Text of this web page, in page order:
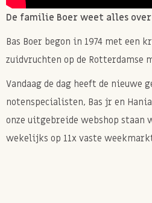
De familie Boer weet alles
Bas Boer begon in 1974 met een
zuidvruchten op de Rotterdamse
Vandaag de dag heeft de nieuwe
notenspecialisten, Bas jr en
onze uitgebreide webshop staan
wekelijks op 11x vaste